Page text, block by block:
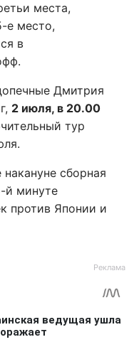
места,
е место,
в
Дмитрия
2 июля, в 20.00
тур
сборная
й минуте
против Японии и